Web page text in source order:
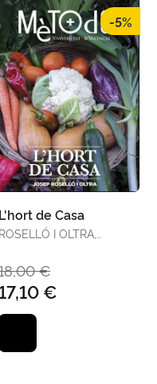
-5%
L'hort de Casa
ROSELLÓ I OLTRA,
€
17,10 €